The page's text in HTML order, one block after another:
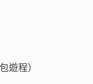
遊程）